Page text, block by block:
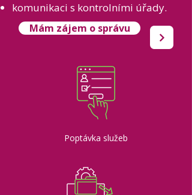
komunikaci s kontrolními úřady.
Mám zájem o správu
Poptávka služeb